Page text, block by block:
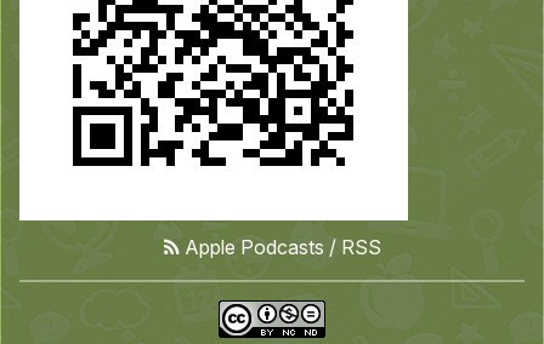
Apple Podcasts /RSS